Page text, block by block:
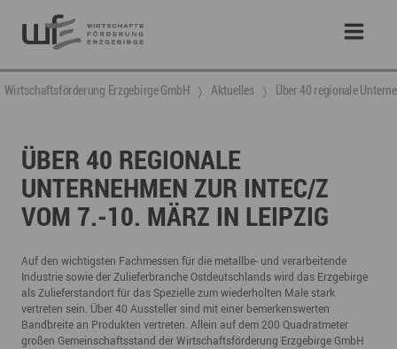
Wirtschaftsförderung Erzgebirge GmbH Aktuelles Über 40 regionale
ÜBER 40 REGIONALE
UNTERNEHMEN ZUR INTEC/Z
VOM 7.-10. MÄRZ IN LEIPZIG
Auf den wichtigsten Fachmessen für die metallbe- und verarbeitende
Industrie sowie der Zulieferbranche Ostdeutschlands wird das Erzgebirge
als Zulieferstandort für das Spezielle zum wiederholten Male stark
vertreten sein. Über 40 Aussteller sind mit einer bemerkenswerten
Bandbreite an Produkten vertreten. Allein auf dem 200 Quadratmeter
großen Gemeinschaftsstand der Wirtschaftsförderung Erzgebirge GmbH